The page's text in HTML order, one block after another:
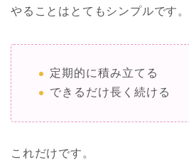
やることはとてもシンプルです。
定期的に積み立てる
できるだけ長く続ける
これだけです。